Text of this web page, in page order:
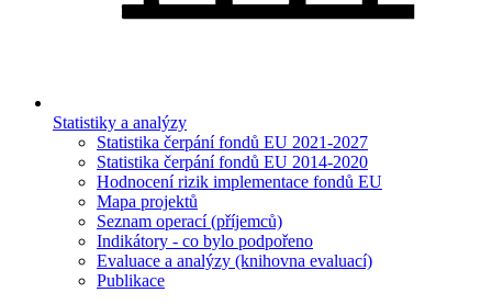
Statistiky a analýzy
Statistika čerpání fondů EU 2021-2027
Statistika čerpání fondů EU 2014-2020
Hodnocení rizik implementace fondů EU
Mapa projektů
Seznam operací (příjemců)
Indikátory - co bylo podpořeno
Evaluace a analýzy (knihovna evaluací)
Publikace